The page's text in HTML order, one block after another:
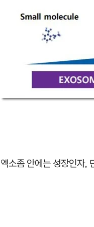
엑소좀 안에는 성장인자,